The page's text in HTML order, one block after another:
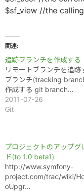
$sf_view //the
関連
追跡ブランチを作成する
リモートブランチを追跡
ブランチ(tracking
作成する git branch…
2011-07-26
Git
プロジェクトのアップグ
ド(to 1.0 beta1)
http://www.symfony-
project.com/trac/wiki/
oUpgr…